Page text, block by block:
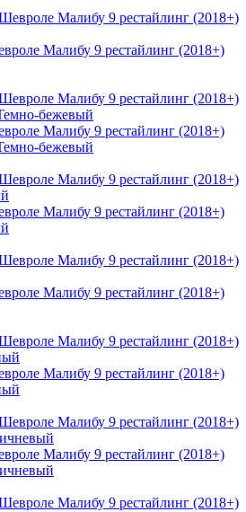
Малибу 9 рестайлинг (2018+)
Малибу 9 рестайлинг (2018+)
бежевый
Малибу 9 рестайлинг (2018+)
Малибу 9 рестайлинг (2018+)
Малибу 9 рестайлинг (2018+)
Малибу 9 рестайлинг (2018+)